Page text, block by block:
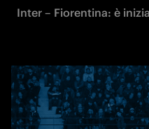
Inter – Fiorentina: è